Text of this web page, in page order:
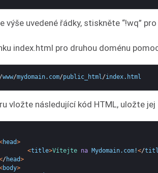
výše uvedené řádky, stiskněte “!wq”
index.html pro druhou doménu
www/mydomain. com/public_html/index. html
vložte následující kód HTML, uložte
head>
<title>Vítejte na Mydomain. com!</
/ head>
body>